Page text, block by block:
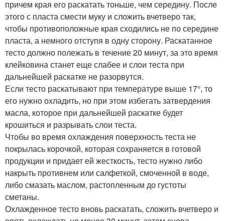
причем края его раскатать тоньше, чем середину. После
этого с пласта смести муку и сложить вчетверо так,
чтобы противоположные края сходились не по середине
пласта, а немного отступя в одну сторону. Раскатанное
тесто должно полежать в течение 20 минут, за это время
клейковина станет еще слабее и слои теста при
дальнейшей раскатке не разорвутся.
Если тесто раскатывают при температуре выше 17°, то
его нужно охладить, но при этом избегать затвердения
масла, которое при дальнейшей раскатке будет
крошиться и разрывать слои теста.
Чтобы во время охлаждения поверхность теста не
покрылась корочкой, которая сохраняется в готовой
продукции и придает ей жесткость, тесто нужно либо
накрыть противнем или салфеткой, смоченной в воде,
либо смазать маслом, растопленным до густоты
сметаны.
Охлажденное тесто вновь раскатать, сложить вчетверо и